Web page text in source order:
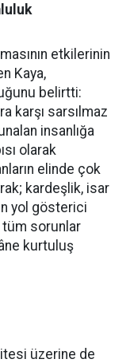
etkilerinin
Kaya,
belirtti:
karşı sarsılmaz
insanlığa
olarak
elinde çok
kardeşlik, isar
yol gösterici
tüm sorunlar
kurtuluş
üzerine de